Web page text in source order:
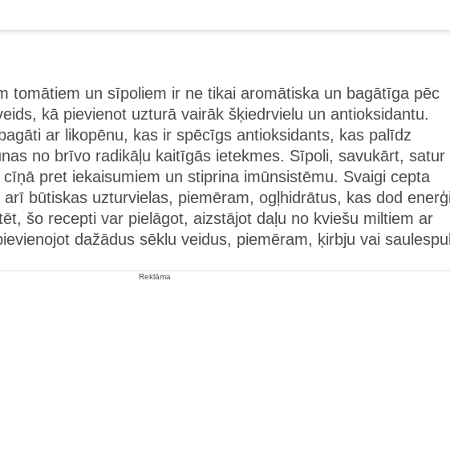
tomātiem un sīpoliem ir ne tikai aromātiska un bagātīga pēc
kā pievienot uzturā vairāk šķiedrvielu un antioksidantu.
ar likopēnu, kas ir spēcīgs antioksidants, kas palīdz
no brīvo radikāļu kaitīgās ietekmes. Sīpoli, savukārt, satur
pret iekaisumiem un stiprina imūnsistēmu. Svaigi cepta
būtiskas uzturvielas, piemēram, ogļhidrātus, kas dod
šo recepti var pielāgot, aizstājot daļu no kviešu miltiem ar
dažādus sēklu veidus, piemēram, ķirbju vai
Reklāma